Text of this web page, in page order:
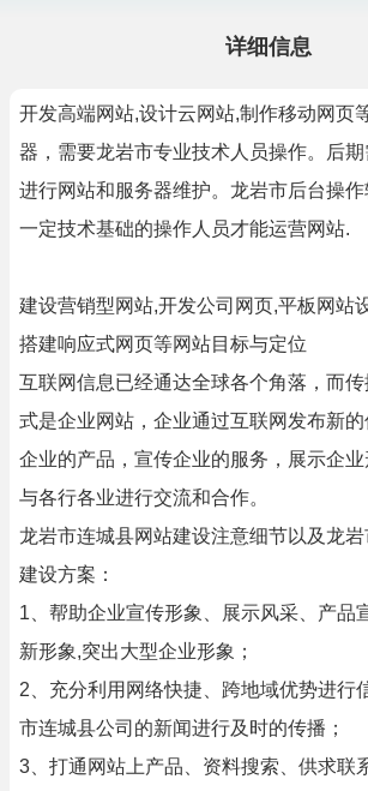
详细信息
开发高端网站,设计云网站,制作移动网页
器，需要龙岩市专业技术人员操作。后
进行网站和服务器维护。龙岩市后台操
一定技术基础的操作人员才能运营网站.
建设营销型网站,开发公司网页,平板网站
搭建响应式网页等网站目标与定位
互联网信息已经通达全球各个角落，而
式是企业网站，企业通过互联网发布新
企业的产品，宣传企业的服务，展示企
与各行各业进行交流和合作。
龙岩市连城县网站建设注意细节以及龙
建设方案：
1、帮助企业宣传形象、展示风采、产品
新形象,突出大型企业形象；
2、充分利用网络快捷、跨地域优势进行
市连城县公司的新闻进行及时的传播；
3、打通网站上产品、资料搜索、供求联